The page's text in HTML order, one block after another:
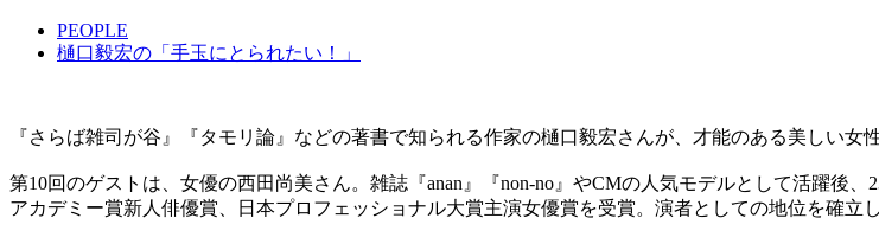
PEOPLE
樋口毅宏の「手玉にとられたい！」
『さらば雑司が谷』『タモリ論』などの著書で知られる作家の樋口毅宏さんが、才能のある美しい
第10回のゲストは、女優の西田尚美さん。雑誌『anan』『non-no』やCMの人気モデルとして活躍後
アカデミー賞新人俳優賞、日本プロフェッショナル大賞主演女優賞を受賞。演者としての地位を確立し